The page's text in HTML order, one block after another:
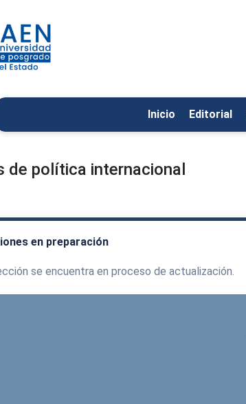
Inicio Editorial
de política internacional
en preparación
se encuentra en proceso de actualización.